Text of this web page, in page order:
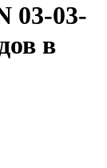
03-03-
в